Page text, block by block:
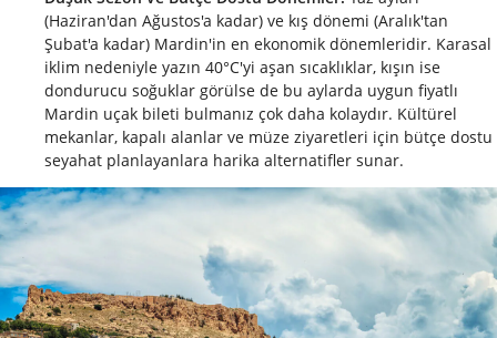
(Haziran'dan Ağustos'a kadar) ve kış dönemi (Aralık'tan
Şubat'a kadar) Mardin'in en ekonomik dönemleridir. Karasal
iklim nedeniyle yazın 40°C'yi aşan sıcaklıklar, kışın ise
dondurucu soğuklar görülse de bu aylarda uygun fiyatlı
Mardin uçak bileti bulmanız çok daha kolaydır. Kültürel
mekanlar, kapalı alanlar ve müze ziyaretleri için bütçe dostu
seyahat planlayanlara harika alternatifler sunar.